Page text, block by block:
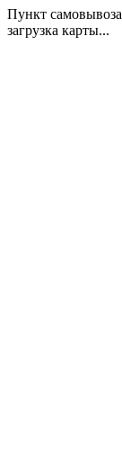
Пункт самовывоза
загрузка карты...